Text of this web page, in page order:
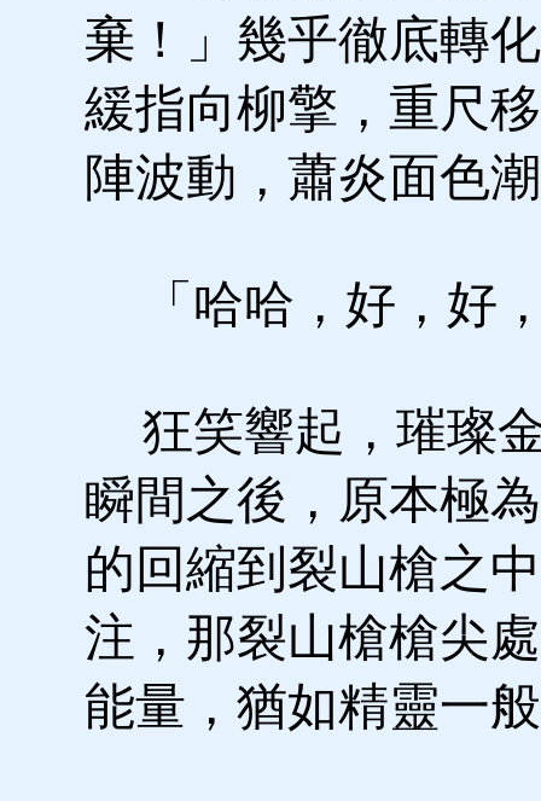
棄！」幾乎徹底轉
緩指向柳擎，重尺
陣波動，蕭炎面色
「哈哈，好，好
狂笑響起，璀璨
瞬間之後，原本極
的回縮到裂山槍之
注，那裂山槍槍尖
能量，猶如精靈一